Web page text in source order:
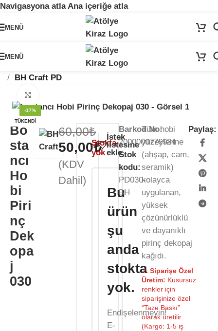
Navigasyona atlaAna içeriğe atla
🚨ÖNEMLİ DUYURU: Sektörel sezon çalışma takvimimiz nedeniyle24
tarihleri arasında atölyemiz kapalıdır. 🛒
itibarıyla sırayla kargolanacaktır. 🍒
MENÜ
MENÜ
Kağıt Ürünleri/ Pirinç Dekopaj Kağıdı
/ BH Craft PD
-17%
TÜKENDI
Bo
sta
ncı
Ho
bi
Piri
nç
Dek
opa
j
030
60,00₺
50,00₺
(KDV
Dahil)
Stokta
yok
Bu
ürün
şu
anda
stokta
yok.
Endişelenmeyin!
E-
İstek
listesine
ekle
Barkod No:
2000000776934
Stok
kodu:
PD030-
BH
Tüm hobi
yüzeylerine
(ahşap, cam,
seramik)
kolayca
uygulanan,
yüksek
çözünürlüklü
ve dayanıklı
pirinç dekopaj
kağıdı.
⚠️ Siparişe Özel
Üretim: Kusursuz
renkler için
siparişinize özel
“Taze Baskı”
olarak üretilir
(Kargo: 1-5 iş
Paylaş: